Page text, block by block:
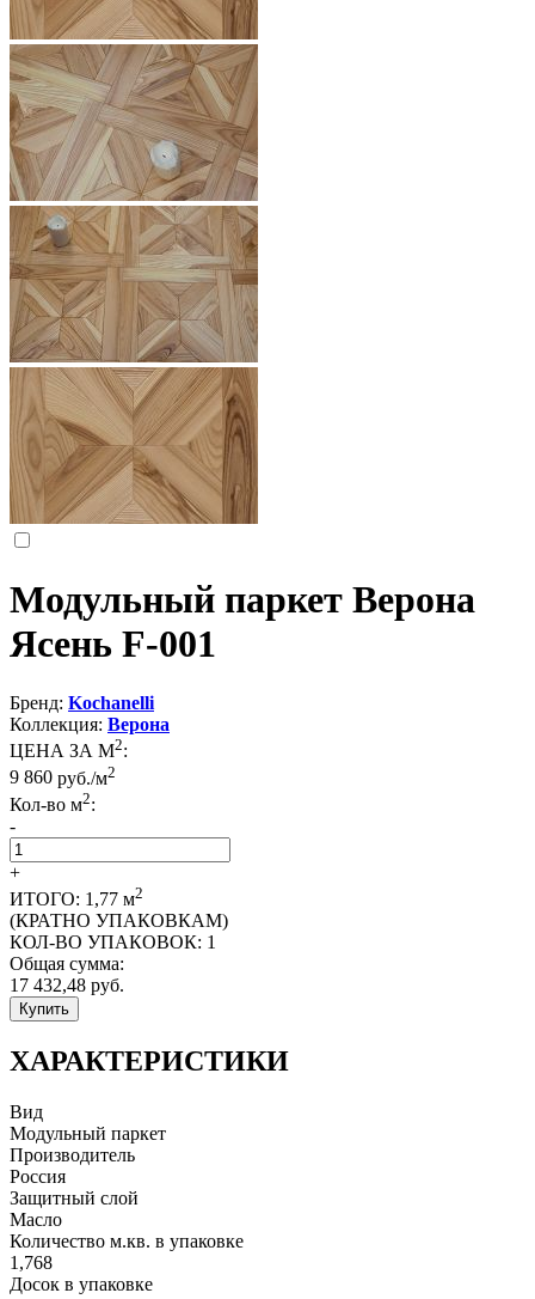
Модульный паркет Верона
Ясень F-001
Бренд: Kochanelli
Коллекция: Верона
ЦЕНА ЗА М2:
9 860 руб./м2
Кол-во м2:
-
+
ИТОГО: 1,77 м2
(КРАТНО УПАКОВКАМ)
КОЛ-ВО УПАКОВОК: 1
Общая сумма:
17 432,48 руб.
Купить
ХАРАКТЕРИСТИКИ
Вид
Модульный паркет
Производитель
Россия
Защитный слой
Масло
Количество м.кв. в упаковке
1,768
Досок в упаковке